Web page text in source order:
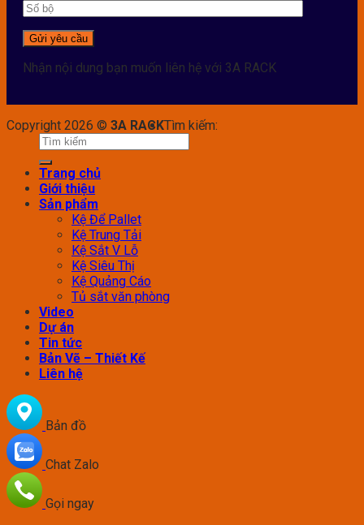
Nhận nội dung bạn muốn liên hệ với 3A RACK
Copyright 2026 © 3A RACKTìm kiếm:
Trang chủ
Giới thiệu
Sản phẩm
Kệ Để Pallet
Kệ Trung Tải
Kệ Sắt V Lỗ
Kệ Siêu Thị
Kệ Quảng Cáo
Tủ sắt văn phòng
Video
Dự án
Tin tức
Bản Vẽ – Thiết Kế
Liên hệ
Bản đồ
Chat Zalo
Gọi ngay